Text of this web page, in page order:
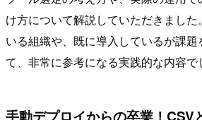
け方について解説していただきまし
いる組織や、既に導入しているが課
て、非常に参考になる実践的な内容で